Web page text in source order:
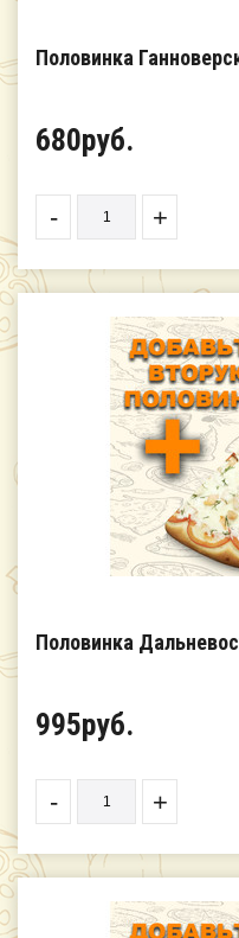
Половинка
680руб.
- +
Половинка
995руб.
- +